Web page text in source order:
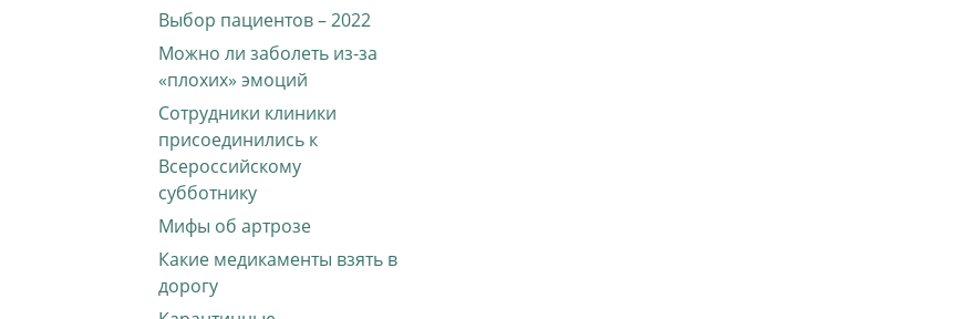
Выбор пациентов – 2022
Можно ли заболеть из-за
«плохих» эмоций
Сотрудники клиники
присоединились к
Всероссийскому
субботнику
Мифы об артрозе
Какие медикаменты взять в
дорогу